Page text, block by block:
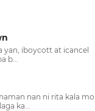
yan, iboycott at icancel
b...
nan ni rita kala mo
ka...